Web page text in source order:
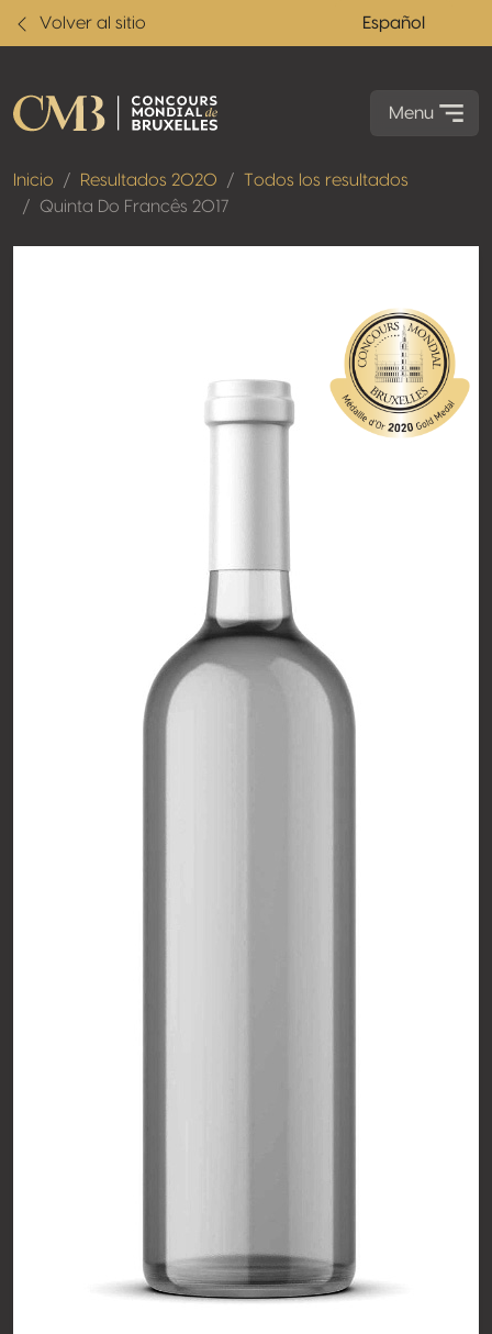
Volver al sitio Español
Menu
Inicio Resultados 2020
Todos los resultados
Quinta Do Francês 2017